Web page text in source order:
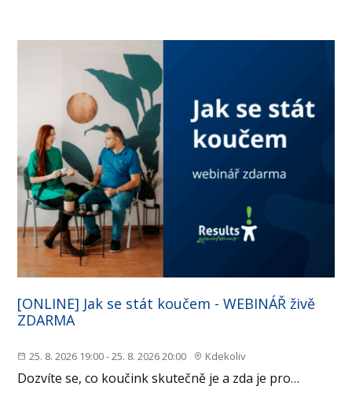
[ONLINE] Jak se stát koučem - WEBINÁŘ živě
ZDARMA
25. 8. 2026 19:00 - 25. 8. 2026 20:00 Kdekoliv
Dozvíte se, co koučink skutečně je a zda je pro…